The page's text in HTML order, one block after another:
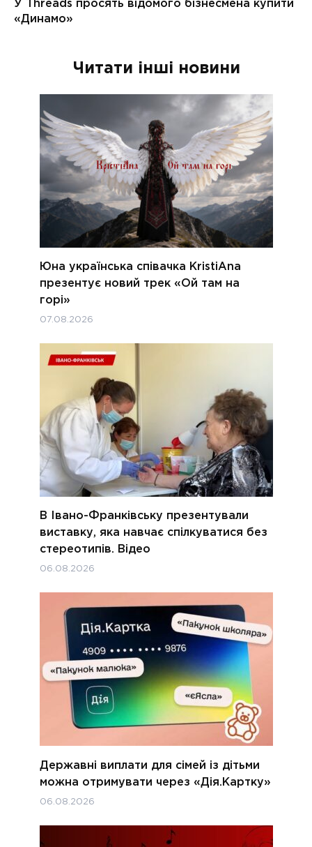
Читати інші новини
Юна українська співачка KristiAna
презентує новий трек «Ой там на
горі»
07.08.2026
В Івано-Франківську презентували
виставку, яка навчає спілкуватися без
стереотипів. Відео
06.08.2026
Державні виплати для сімей із дітьми
можна отримувати через «Дія.Картку»
06.08.2026